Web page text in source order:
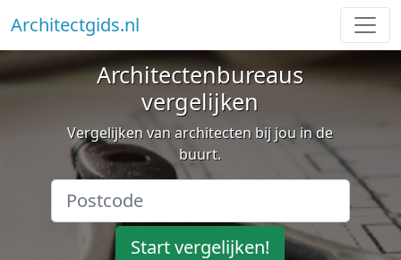
Architectgids.nl
Architectenbureaus
vergelijken
Vergelijken van architecten bij jou in de
buurt.
Start vergelijken!